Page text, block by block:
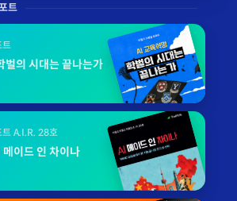
트
트
벌의 시대는 끝나는가
트 A.I.R. 28호
이드 인 차이나